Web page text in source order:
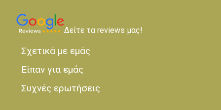
Δείτε τα reviews μας!
Σχετικά με εμάς
Είπαν για εμάς
Συχνές ερωτήσεις